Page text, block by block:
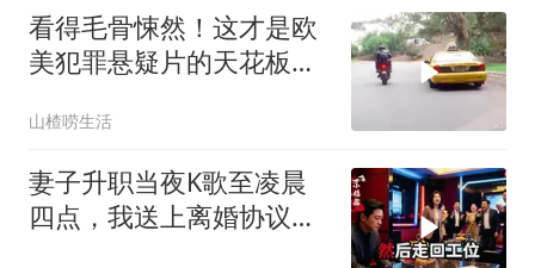
看得毛骨悚然！这才是欧
美犯罪悬疑片的天花板，
山楂唠生活
妻子升职当夜K歌至凌晨
四点，我送上离婚协议果